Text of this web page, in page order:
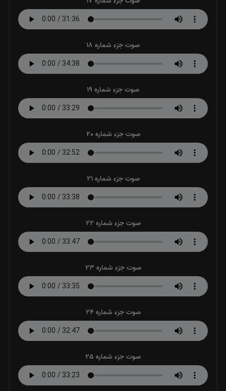
صوت جزء شماره 18
صوت جزء شماره 19
صوت جزء شماره 20
صوت جزء شماره 21
صوت جزء شماره 22
صوت جزء شماره 23
صوت جزء شماره 24
صوت جزء شماره 25